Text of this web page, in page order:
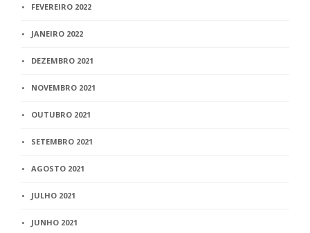
FEVEREIRO 2022
JANEIRO 2022
DEZEMBRO 2021
NOVEMBRO 2021
OUTUBRO 2021
SETEMBRO 2021
AGOSTO 2021
JULHO 2021
JUNHO 2021